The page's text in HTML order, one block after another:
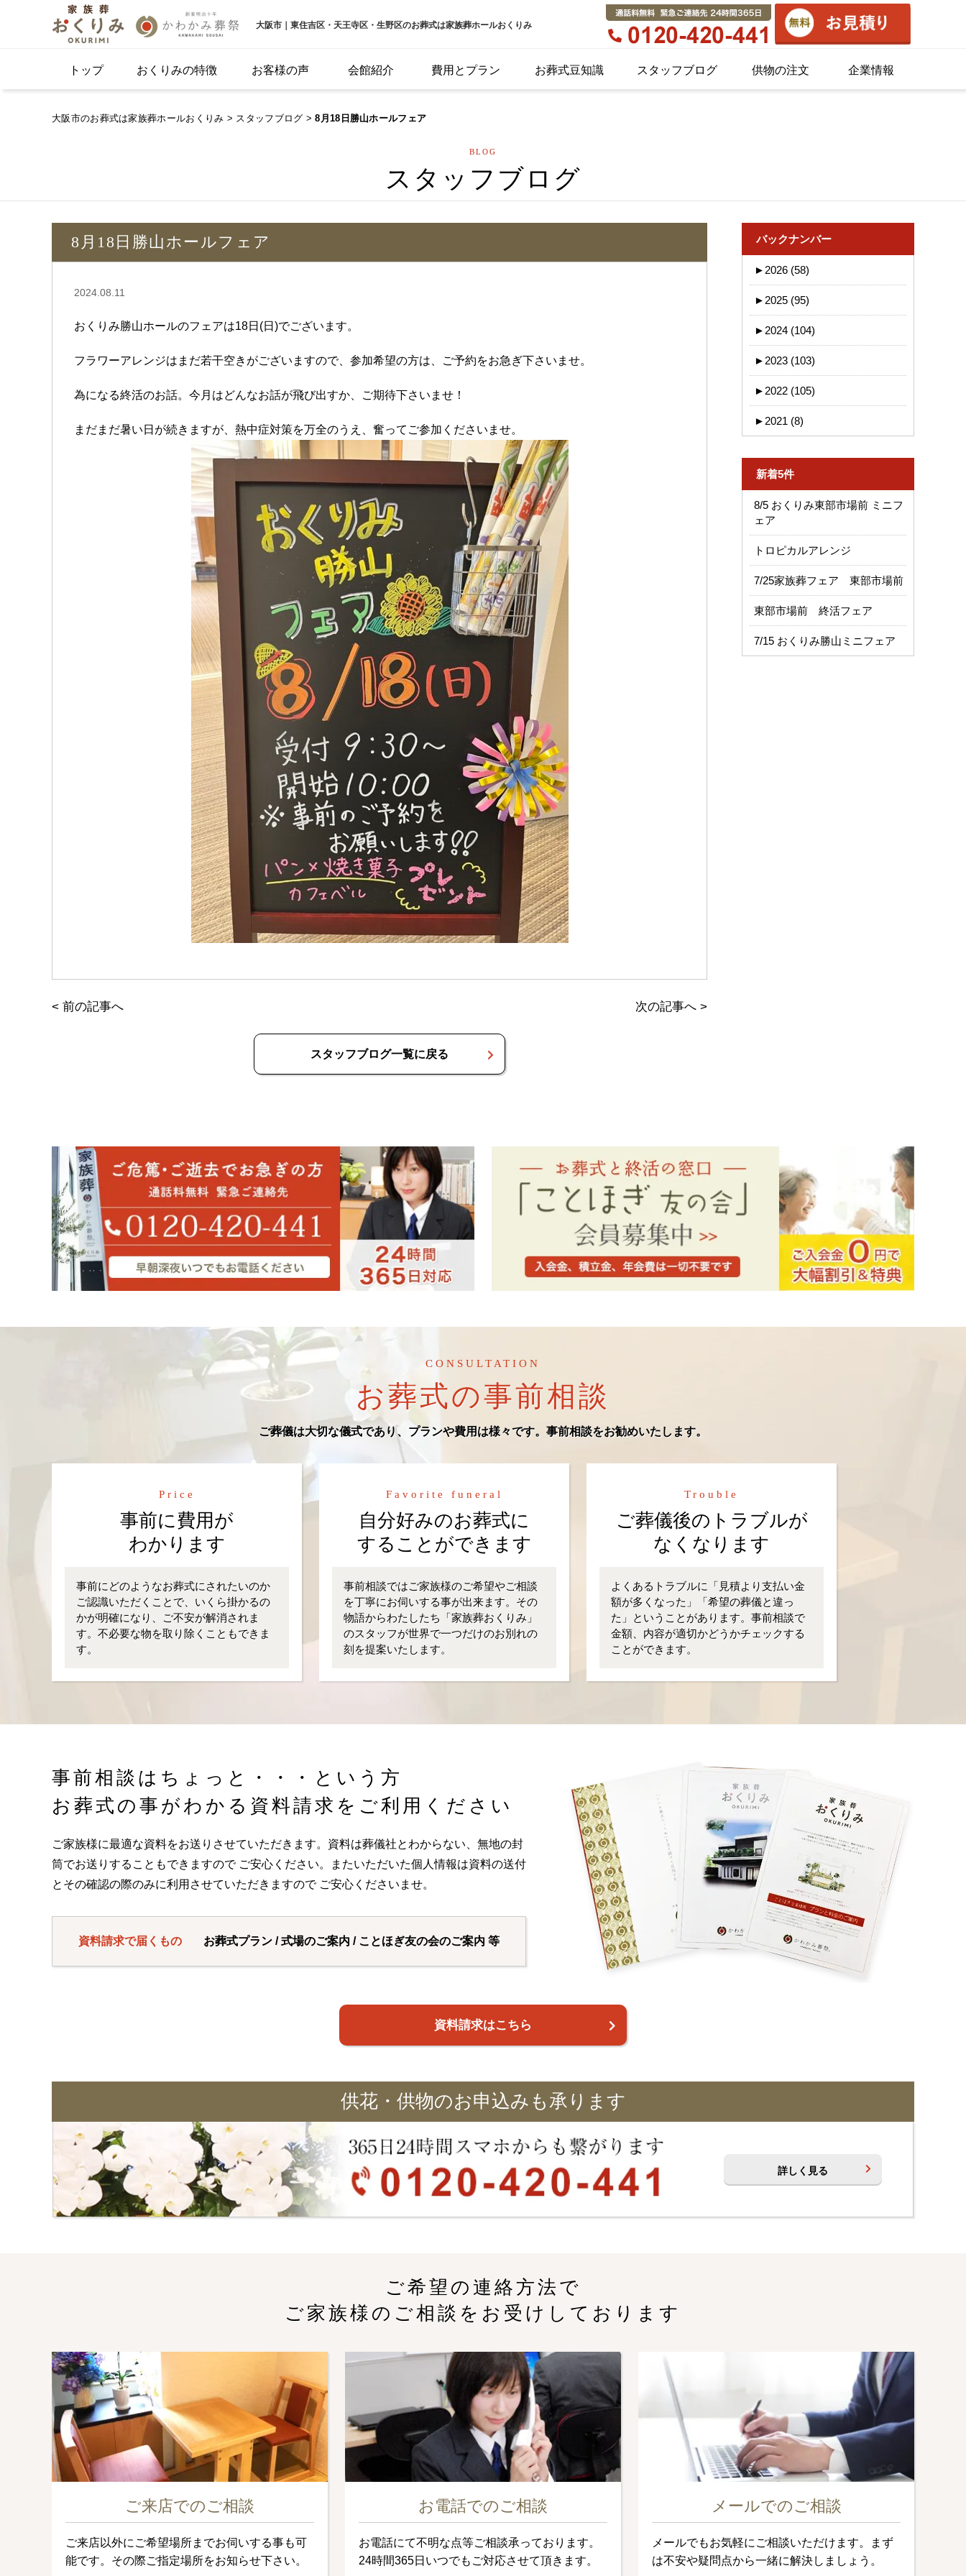
大阪市｜東住吉区・天王寺区・生野区のお葬式は家族葬ホールおくりみ
トップ おくりみの特徴 お客様の声 会館紹介 費用とプラン お葬式豆知識 スタッフブログ 供物の注文 企業情報
大阪市のお葬式は家族葬ホールおくりみ > スタッフブログ >8月18日勝山ホールフェア
BLOG
スタッフブログ
8月18日勝山ホールフェア
2024.08.11
おくりみ勝山ホールのフェアは18日(日)でございます。
フラワーアレンジはまだ若干空きがございますので、参加希望の方は、ご予約をお急ぎ下さいませ。
為になる終活のお話。今月はどんなお話が飛び出すか、ご期待下さいませ！
まだまだ暑い日が続きますが、熱中症対策を万全のうえ、奮ってご参加くださいませ。
< 前の記事へ 次の記事へ >
スタッフブログ一覧に戻る
バックナンバー
► 2026 (58)
► 2025 (95)
► 2024 (104)
► 2023 (103)
► 2022 (105)
► 2021 (8)
新着5件
8/5 おくりみ東部市場前 ミニフ
ェア
トロピカルアレンジ
7/25家族葬フェア 東部市場前
東部市場前 終活フェア
7/15 おくりみ勝山ミニフェア
CONSULTATION
お葬式の事前相談
ご葬儀は大切な儀式であり、プランや費用は様々です。事前相談をお勧めいたします。
Price
事前に費用が
わかります
事前にどのようなお葬式にされたいのか
ご認識いただくことで、いくら掛かるの
かが明確になり、ご不安が解消されま
す。不必要な物を取り除くこともできま
す。
Favorite funeral
自分好みのお葬式に
することができます
事前相談ではご家族様のご希望やご相談
を丁寧にお伺いする事が出来ます。その
物語からわたしたち「家族葬おくりみ」
のスタッフが世界で一つだけのお別れの
刻を提案いたします。
Trouble
ご葬儀後のトラブルが
なくなります
よくあるトラブルに「見積より支払い金
額が多くなった」「希望の葬儀と違っ
た」ということがあります。事前相談で
金額、内容が適切かどうかチェックする
ことができます。
事前相談はちょっと・・・という方
お葬式の事がわかる資料請求をご利用ください
ご家族様に最適な資料をお送りさせていただきます。資料は葬儀社とわからない、無地の封
筒でお送りすることもできますので ご安心ください。またいただいた個人情報は資料の送付
とその確認の際のみに利用させていただきますので ご安心くださいませ。
資料請求で届くもの お葬式プラン / 式場のご案内 / ことほぎ友の会のご案内 等
資料請求はこちら
供花・供物のお申込みも承ります
詳しく見る
ご希望の連絡方法で
ご家族様のご相談をお受けしております
ご来店でのご相談
ご来店以外にご希望場所までお伺いする事も可
能です。その際ご指定場所をお知らせ下さい。
お電話でのご相談
お電話にて不明な点等ご相談承っております。
24時間365日いつでもご対応させて頂きます。
メールでのご相談
メールでもお気軽にご相談いただけます。まず
は不安や疑問点から一緒に解決しましょう。